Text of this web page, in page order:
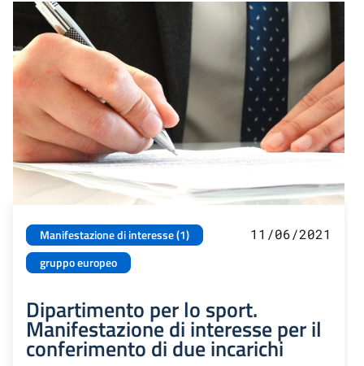
Manifestazione di interesse (1)
gruppo europeo
11/06/2021
Dipartimento per lo sport.
Manifestazione di interesse per il
conferimento di due incarichi